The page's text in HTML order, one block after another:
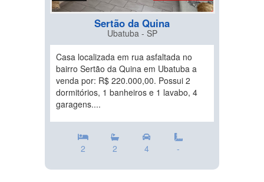
Sertão da Quina
Ubatuba - SP
Casa localizada em rua asfaltada no
bairro Sertão da Quina em Ubatuba a
venda por: R$ 220.000,00. Possui 2
dormitórios, 1 banheiros e 1 lavabo, 4
garagens....
2 2 4 -